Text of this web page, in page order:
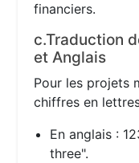
financiers.
c.Traduction
et Anglais
Pour les projets
chiffres en
En anglais :
three".